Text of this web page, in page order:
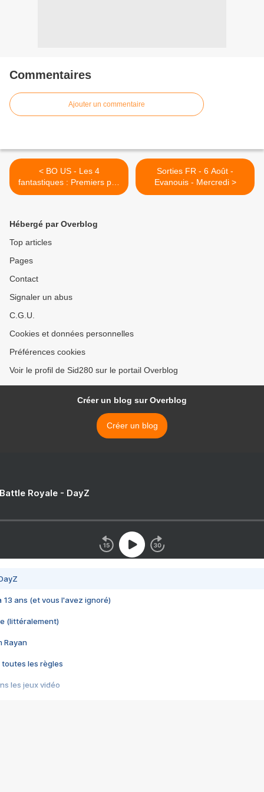
Commentaires
Ajouter un commentaire
< BO US - Les 4
fantastiques : Premiers pas
marque ... le pas
Sorties FR - 6 Août -
Evanouis - Mercredi >
Hébergé par Overblog
Top articles
Pages
Contact
Signaler un abus
C.G.U.
Cookies et données personnelles
Préférences cookies
Voir le profil de Sid280 sur le portail Overblog
Créer un blog sur Overblog
Créer un blog
Royale - DayZ
13 ans (et vous l'avez ignoré)
(littéralement)
Rayan
toutes les règles
les jeux vidéo